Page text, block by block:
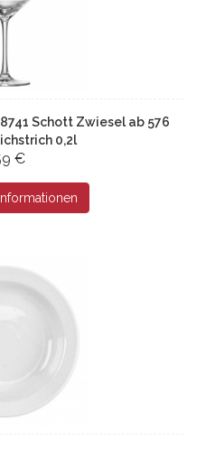
Schott Zwiesel ab 576
0,2l
€